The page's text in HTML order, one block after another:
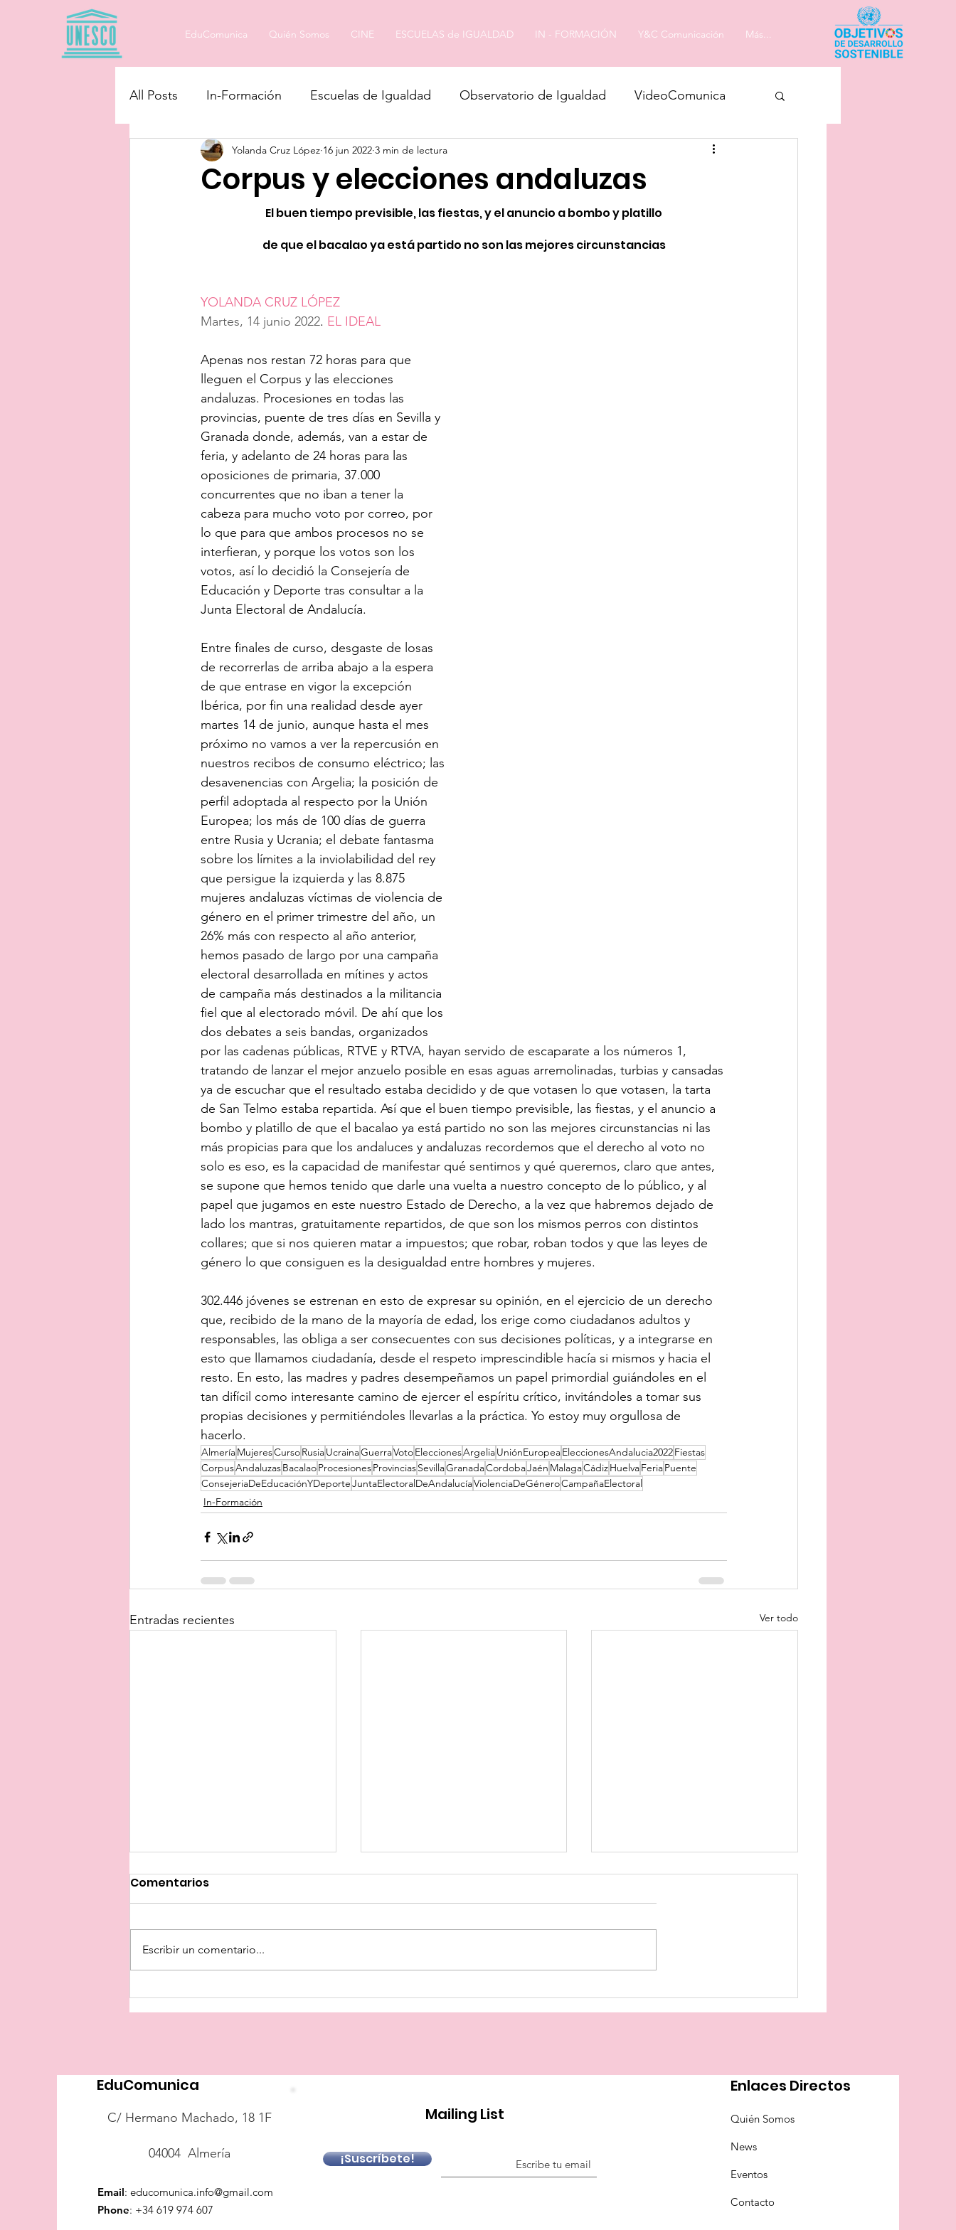
EduComunica Quién Somos CINE ESCUELAS de IGUALDAD IN - FORMACIÓN Y&C Comunicación Más...
All Posts In-Formación Escuelas de Igualdad Observatorio de Igualdad VideoComunica
Educando en Igualdad
Corpus y elecciones andaluzas
Yolanda Cruz López 16 jun 2022 3 min de lectura
El buen tiempo previsible, las fiestas, y el anuncio a bombo y platillo
de que el bacalao ya está partido no son las mejores circunstancias
YOLANDA CRUZ LÓPEZ
Martes, 14 junio 2022. EL IDEAL
Apenas nos restan 72 horas para que
lleguen el Corpus y las elecciones
andaluzas. Procesiones en todas las
provincias, puente de tres días en Sevilla y
Granada donde, además, van a estar de
feria, y adelanto de 24 horas para las
oposiciones de primaria, 37.000
concurrentes que no iban a tener la
cabeza para mucho voto por correo, por
lo que para que ambos procesos no se
interfieran, y porque los votos son los
votos, así lo decidió la Consejería de
Educación y Deporte tras consultar a la
Junta Electoral de Andalucía.
Entre finales de curso, desgaste de losas
de recorrerlas de arriba abajo a la espera
de que entrase en vigor la excepción
Ibérica, por fin una realidad desde ayer
martes 14 de junio, aunque hasta el mes
próximo no vamos a ver la repercusión en
nuestros recibos de consumo eléctrico; las
desavenencias con Argelia; la posición de
perfil adoptada al respecto por la Unión
Europea; los más de 100 días de guerra
entre Rusia y Ucrania; el debate fantasma
sobre los límites a la inviolabilidad del rey
que persigue la izquierda y las 8.875
mujeres andaluzas víctimas de violencia de
género en el primer trimestre del año, un
26% más con respecto al año anterior,
hemos pasado de largo por una campaña
electoral desarrollada en mítines y actos
de campaña más destinados a la militancia
fiel que al electorado móvil. De ahí que los
dos debates a seis bandas, organizados
por las cadenas públicas, RTVE y RTVA, hayan servido de escaparate a los números 1,
tratando de lanzar el mejor anzuelo posible en esas aguas arremolinadas, turbias y cansadas
ya de escuchar que el resultado estaba decidido y de que votasen lo que votasen, la tarta
de San Telmo estaba repartida. Así que el buen tiempo previsible, las fiestas, y el anuncio a
bombo y platillo de que el bacalao ya está partido no son las mejores circunstancias ni las
más propicias para que los andaluces y andaluzas recordemos que el derecho al voto no
solo es eso, es la capacidad de manifestar qué sentimos y qué queremos, claro que antes,
se supone que hemos tenido que darle una vuelta a nuestro concepto de lo público, y al
papel que jugamos en este nuestro Estado de Derecho, a la vez que habremos dejado de
lado los mantras, gratuitamente repartidos, de que son los mismos perros con distintos
collares; que si nos quieren matar a impuestos; que robar, roban todos y que las leyes de
género lo que consiguen es la desigualdad entre hombres y mujeres.
302.446 jóvenes se estrenan en esto de expresar su opinión, en el ejercicio de un derecho
que, recibido de la mano de la mayoría de edad, los erige como ciudadanos adultos y
responsables, las obliga a ser consecuentes con sus decisiones políticas, y a integrarse en
esto que llamamos ciudadanía, desde el respeto imprescindible hacía si mismos y hacia el
resto. En esto, las madres y padres desempeñamos un papel primordial guiándoles en el
tan difícil como interesante camino de ejercer el espíritu crítico, invitándoles a tomar sus
propias decisiones y permitiéndoles llevarlas a la práctica. Yo estoy muy orgullosa de
hacerlo.
AlmeríaMujeresCursoRusiaUcrainaGuerraVotoEleccionesArgeliaUniónEuropeaEleccionesAndalucia2022Fiestas
CorpusAndaluzasBacalaoProcesionesProvinciasSevillaGranadaCordobaJaén MalagaCádizHuelvaFeriaPuente
ConsejeriaDeEducaciónYDeporteJuntaElectoralDeAndalucíaViolenciaDeGéneroCampañaElectoral
In-Formación
Entradas recientes Ver todo
¿Dónde está el
sarcasmo?
La prioridad nacional o la
defensa de los público
Comentarios
Escribir un comentario...
EduComunica
C/ Hermano Machado, 18 1F
04004 Almería
Email: educomunica.info@gmail.com
Phone: +34 619 974 607​
Mailing List
¡Suscríbete!
Enlaces Directos
Quién Somos
News
Eventos
Contacto